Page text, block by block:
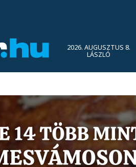
2026. AUGUSZTUS 8.
LÁSZLÓ